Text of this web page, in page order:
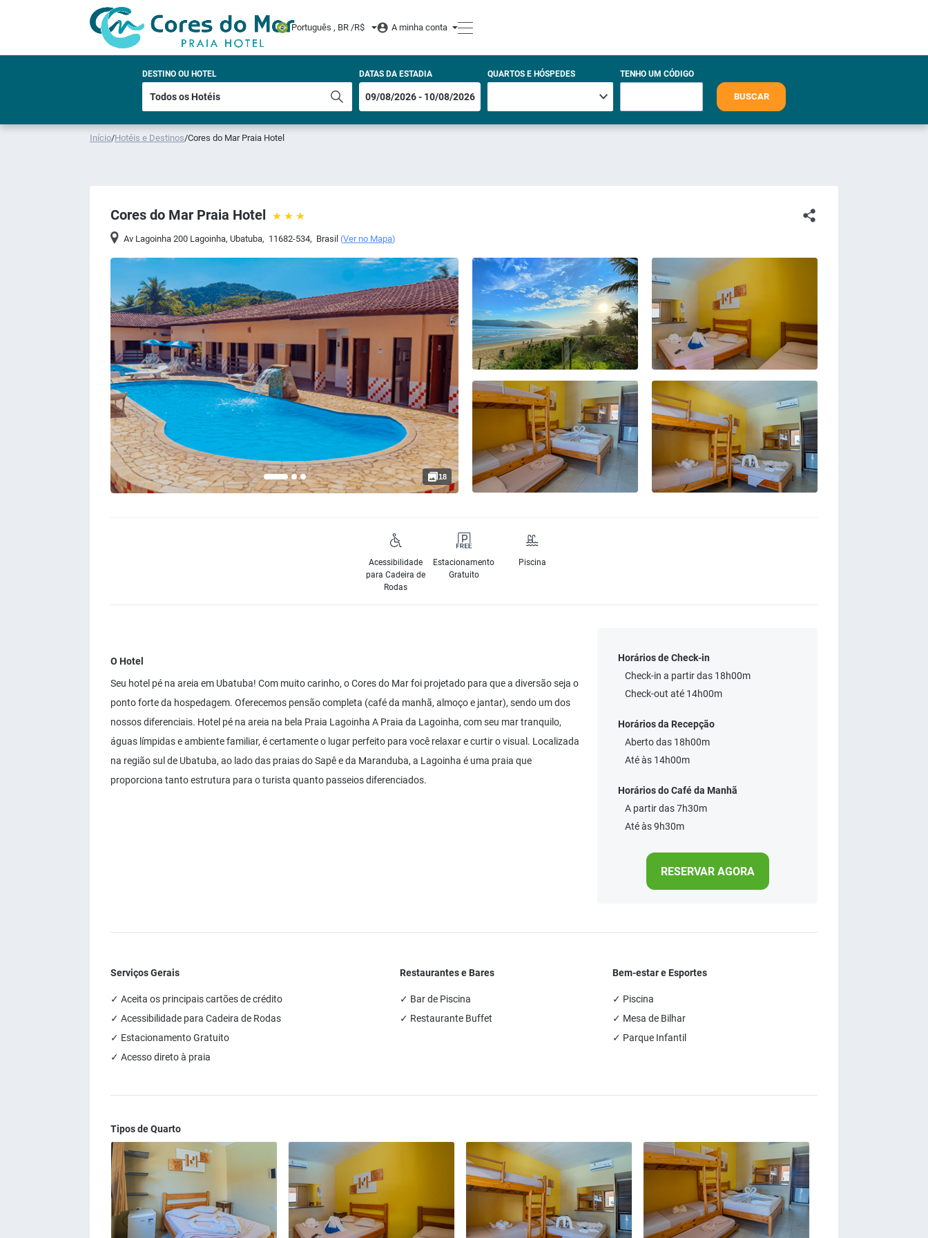
Português , BR /R$ A minha conta
DESTINO OU HOTEL DATAS DA ESTADIA QUARTOS E HÓSPEDES TENHO UM CÓDIGO
BUSCAR
Início/Hotéis e Destinos/Cores do Mar Praia Hotel
Cores do Mar Praia Hotel
Av Lagoinha 200 Lagoinha,Ubatuba, 11682-534, Brasil (Ver no Mapa)
18
Acessibilidade
para Cadeira de
Rodas
Estacionamento
Gratuito
Piscina
O Hotel
Seu hotel pé na areia em Ubatuba! Com muito carinho, o Cores do Mar foi projetado para que a diversão seja o
ponto forte da hospedagem. Oferecemos pensão completa (café da manhã, almoço e jantar), sendo um dos
nossos diferenciais. Hotel pé na areia na bela Praia Lagoinha A Praia da Lagoinha, com seu mar tranquilo,
águas límpidas e ambiente familiar, é certamente o lugar perfeito para você relaxar e curtir o visual. Localizada
na região sul de Ubatuba, ao lado das praias do Sapê e da Maranduba, a Lagoinha é uma praia que
proporciona tanto estrutura para o turista quanto passeios diferenciados.
Horários de Check-in
Check-in a partir das 18h00m
Check-out até 14h00m
Horários da Recepção
Aberto das 18h00m
Até às 14h00m
Horários do Café da Manhã
A partir das 7h30m
Até às 9h30m
RESERVAR AGORA
Serviços Gerais
✓ Aceita os principais cartões de crédito
✓ Acessibilidade para Cadeira de Rodas
✓ Estacionamento Gratuito
✓ Acesso direto à praia
Restaurantes e Bares
✓ Bar de Piscina
✓ Restaurante Buffet
Bem-estar e Esportes
✓ Piscina
✓ Mesa de Bilhar
✓ Parque Infantil
Tipos de Quarto